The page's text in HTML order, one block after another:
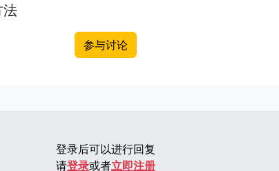
法
参与讨论
登录后可以进行回复
请登录或者立即注册